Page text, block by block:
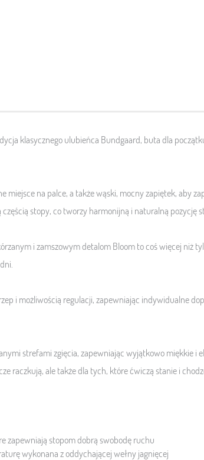
klasycznego ulubieńca Bundgaard, buta dla
miejsce na palce, a także wąski, mocny zapiętek, aby
stopy, co tworzy harmonijną i naturalną pozycję
i zamszowym detalom Bloom to coś więcej niż
i możliwością regulacji, zapewniając indywidualne
strefami zgięcia, zapewniając wyjątkowo miękkie
raczkują, ale także dla tych, które ćwiczą stanie i
zapewniają stopom dobrą swobodę ruchu
wykonana z oddychającej wełny jagnięcej